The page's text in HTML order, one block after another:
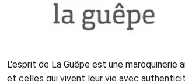
L'esprit de La Guêpe est une
et celles qui vivent leur vie avec